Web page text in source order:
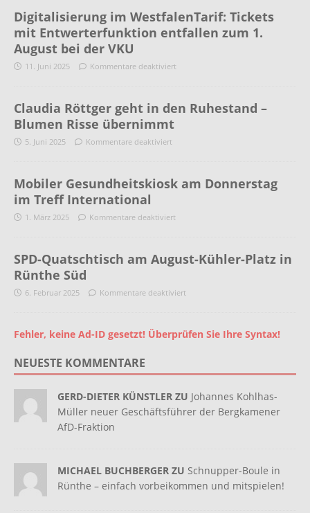
Digitalisierung im WestfalenTarif: Tickets
mit Entwerterfunktion entfallen zum 1.
August bei der VKU
11. Juni 2025 Kommentare deaktiviert
Claudia Röttger geht in den Ruhestand –
Blumen Risse übernimmt
5. Juni 2025 Kommentare deaktiviert
Mobiler Gesundheitskiosk am Donnerstag
im Treff International
1. März 2025 Kommentare deaktiviert
SPD-Quatschtisch am August-Kühler-Platz in
Rünthe Süd
6. Februar 2025 Kommentare deaktiviert
Fehler, keine Ad-ID gesetzt! Überprüfen Sie Ihre Syntax!
NEUESTE KOMMENTARE
GERD-DIETER KÜNSTLER ZU Johannes Kohlhas-
Müller neuer Geschäftsführer der Bergkamener
AfD-Fraktion
MICHAEL BUCHBERGER ZU Schnupper-Boule in
Rünthe – einfach vorbeikommen und mitspielen!